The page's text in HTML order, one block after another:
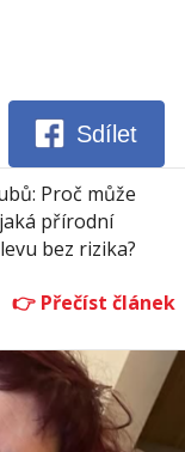
Sdílet
Proč může
přírodní
bez rizika?